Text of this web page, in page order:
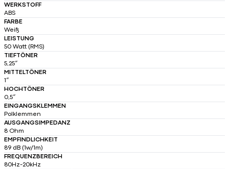
WERKSTOFF
ABS
FARBE
Weiß
LEISTUNG
50 Watt (RMS)
TIEFTÖNER
5,25″
MITTELTÖNER
1″
HOCHTÖNER
0,5″
EINGANGSKLEMMEN
Polklemmen
AUSGANGSIMPEDANZ
8 Ohm
EMPFINDLICHKEIT
89 dB (1w/1m)
FREQUENZBEREICH
80Hz-20kHz